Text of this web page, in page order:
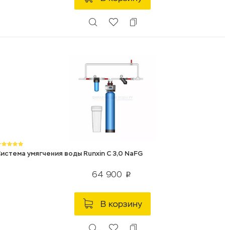
умягчения воды Runxin C 3,0 NaFG
64 900 p
В корзину